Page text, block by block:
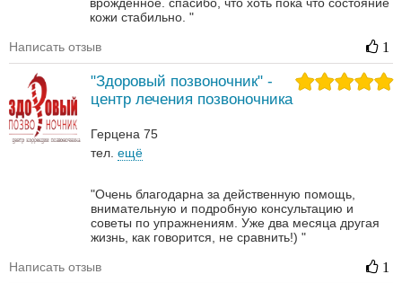
врождённое. спасибо, что хоть пока что состояние
кожи стабильно. "
Написать отзыв 1
"Здоровый позвоночник" -
центр лечения позвоночника
Герцена 75
тел.ещё
"Очень благодарна за действенную помощь,
внимательную и подробную консультацию и
советы по упражнениям. Уже два месяца другая
жизнь, как говорится, не сравнить!) "
Написать отзыв 1